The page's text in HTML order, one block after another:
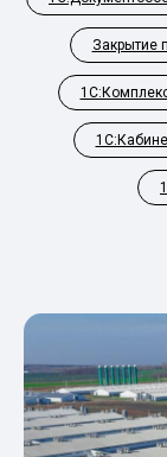
Закрытие